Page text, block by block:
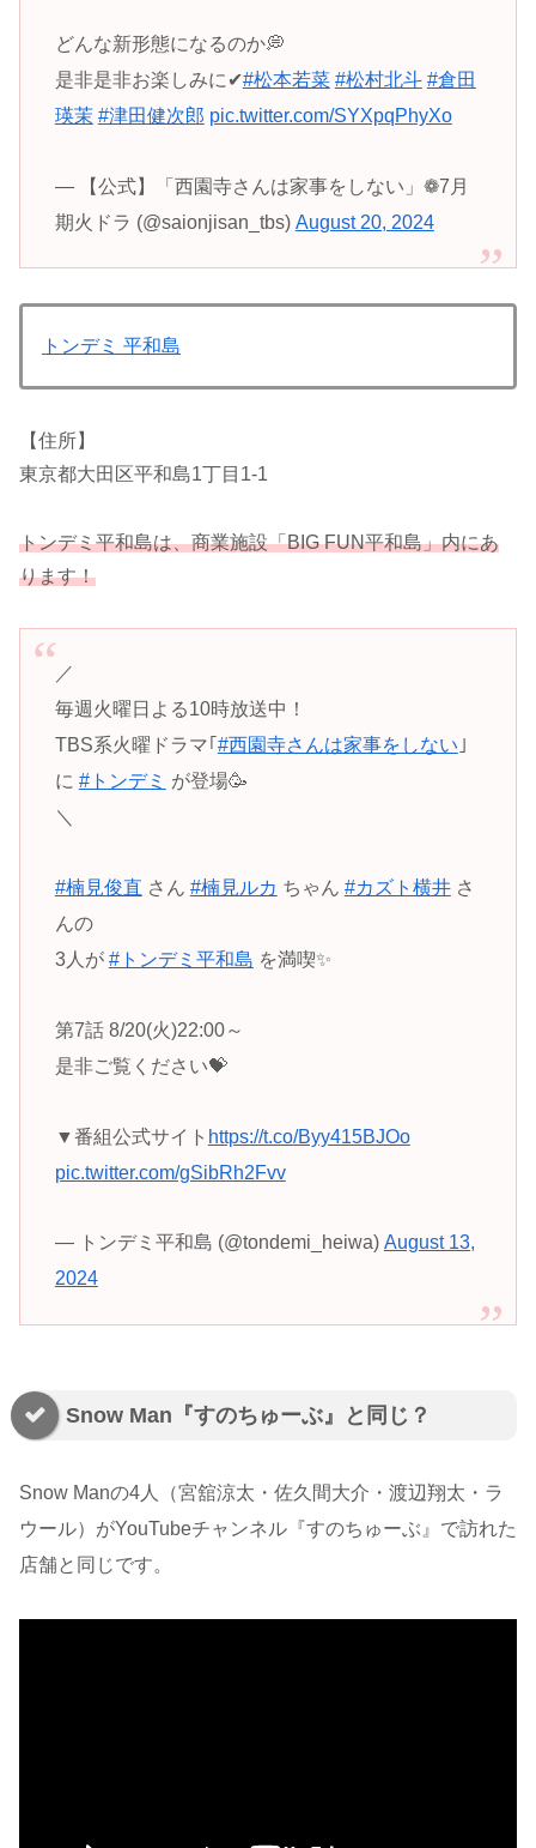
どんな新形態になるのか💭
是非是非お楽しみに✔︎#松本若菜 #松村北斗 #倉田
瑛茉 #津田健次郎 pic.twitter.com/SYXpqPhyXo
— 【公式】「西園寺さんは家事をしない︎」❁7月
期火ドラ (@saionjisan_tbs) August 20, 2024
トンデミ 平和島
【住所】
東京都大田区平和島1丁目1-1
トンデミ平和島は、商業施設「BIG FUN平和島」内にあ
ります！
／
毎週火曜日よる10時放送中！
TBS系火曜ドラマ｢ #西園寺さんは家事をしない ｣
に #トンデミ が登場🥳
＼
#楠見俊直 さん #楠見ルカ ちゃん #カズト横井さ
んの
3人が #トンデミ平和島 を満喫✨
第7話 8/20(火)22:00～
是非ご覧ください💝
▼番組公式サイト https://t.co/Byy415BJOo
pic.twitter.com/gSibRh2Fvv
— トンデミ平和島 (@tondemi_heiwa) August 13,
2024
Snow Man『すのちゅーぶ』と同じ？
Snow Manの4人（宮舘涼太・佐久間大介・渡辺翔太・ラ
ウール）がYouTubeチャンネル『すのちゅーぶ』で訪れた
店舗と同じです。